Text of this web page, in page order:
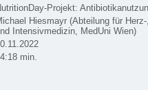
Projekt:
Hiesmayr (Abteilung für
Intensivmedizin, MedUni Wien)
min.